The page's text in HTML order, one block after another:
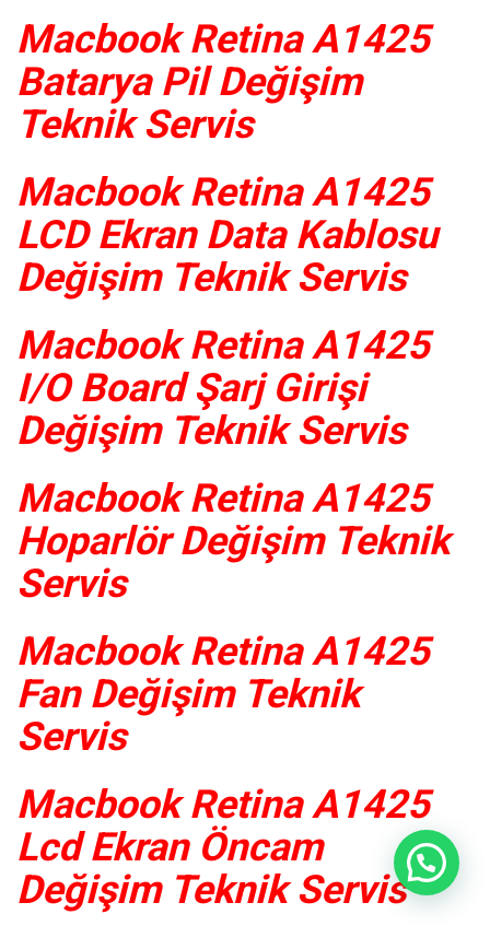
Macbook Retina A1425
Batarya Pil Değişim
Teknik Servis
Macbook Retina A1425
LCD Ekran Data Kablosu
Değişim Teknik Servis
Macbook Retina A1425
I/O Board Şarj Girişi
Değişim Teknik Servis
Macbook Retina A1425
Hoparlör Değişim Teknik
Servis
Macbook Retina A1425
Fan Değişim Teknik
Servis
Macbook Retina A1425
Lcd Ekran Öncam
Değişim Teknik Servis